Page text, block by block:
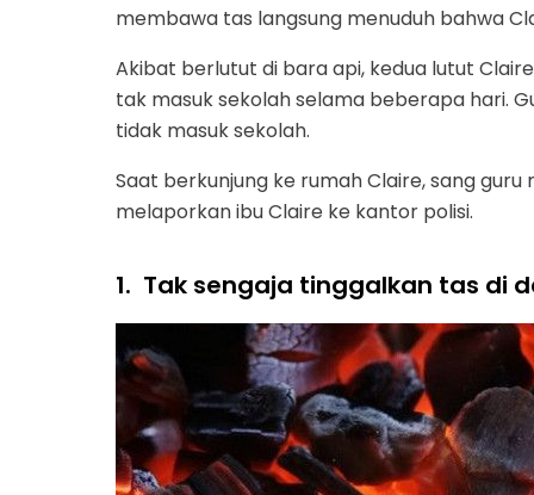
membawa tas langsung menuduh bahwa
Akibat berlutut di bara api, kedua lutut
tak masuk sekolah selama beberapa hari.
tidak masuk sekolah.
Saat berkunjung ke rumah Claire, sang
melaporkan ibu Claire ke kantor polisi.
1. Tak sengaja tinggalkan tas di